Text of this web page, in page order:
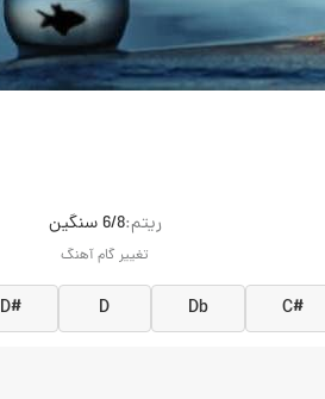
ريتم:6/8 سنگین
تغییر گام آهنگ
C#
Db
D
D#